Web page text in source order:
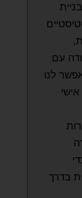
עם
לנו
בדרך